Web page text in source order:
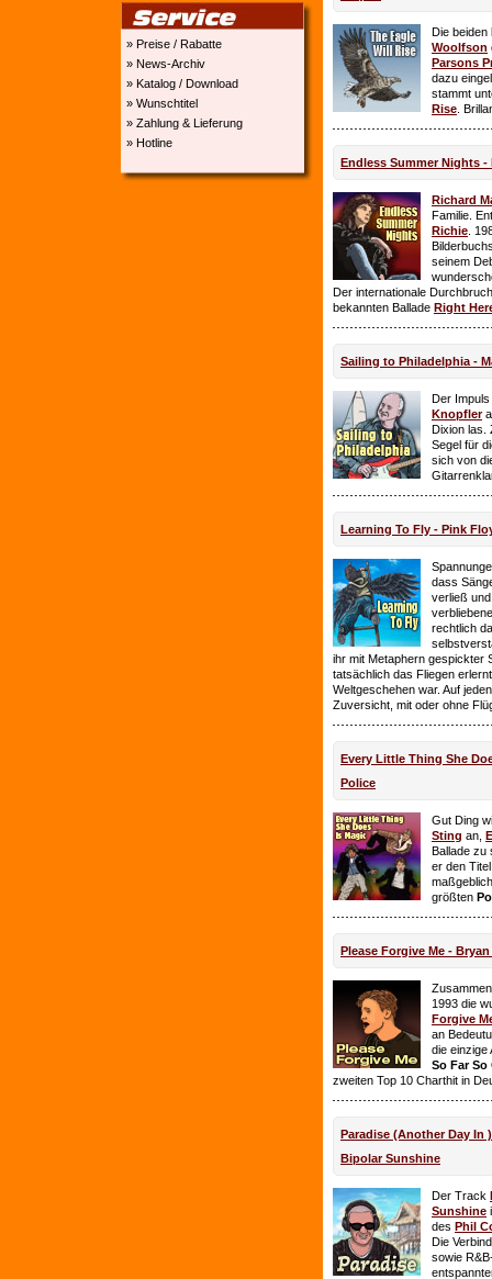
» Preise / Rabatte
» News-Archiv
» Katalog / Download
» Wunschtitel
» Zahlung & Lieferung
» Hotline
Die beiden
Woolfson
Parsons
dazu
stammt
Rise .
Endless Summer Nights -
Richard
Familie.
Richie .
seinem
Der internationale
bekannten Ballade Right
Sailing to Philadelphia -
Der
Knopfler
Dixion las.
Segel für
sich von
Learning To Fly - Pink
dass
verließ
rechtlich
ihr mit Metaphern gespickter
tatsächlich das Fliegen
Weltgeschehen war. Auf
Zuversicht, mit oder ohne
Every Little Thing She
Police
Gut Ding
Sting an,
Ballade zu
er den
größten
Please Forgive Me -
1993 die
Forgive
an
die einzige
So Far So
zweiten Top 10 Charthit in
Paradise (Another Day In
Bipolar Sunshine
Der Track
Sunshine
des Phil
Die
sowie